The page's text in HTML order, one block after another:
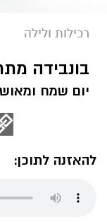
רכילות ולילה
בונבידה
יום שמח
להאזנה לתוכן: